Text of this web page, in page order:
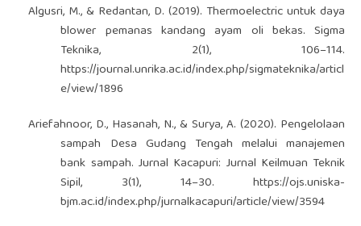
Algusri, M., & Redantan, D. (2019). Thermoelectric untuk daya
blower pemanas kandang ayam oli bekas. Sigma
Teknika, 2(1), 106–114.
https://journal.unrika.ac.id/index.php/sigmateknika/articl
e/view/1896
Ariefahnoor, D., Hasanah, N., & Surya, A. (2020). Pengelolaan
sampah Desa Gudang Tengah melalui manajemen
bank sampah. Jurnal Kacapuri: Jurnal Keilmuan Teknik
Sipil, 3(1), 14–30.https://ojs.uniska-
bjm.ac.id/index.php/jurnalkacapuri/article/view/3594